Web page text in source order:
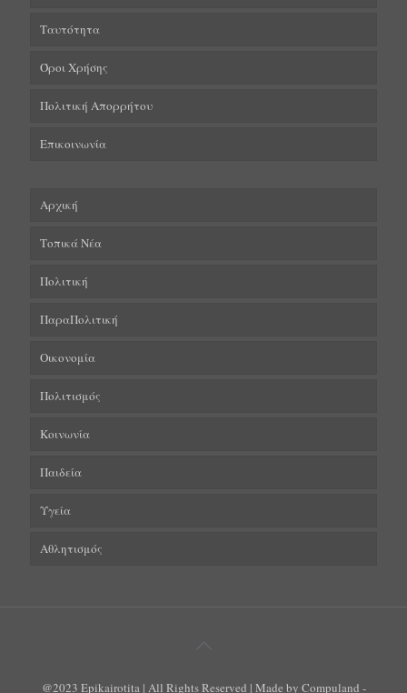
Ταυτότητα
Όροι Χρήσης
Πολιτική Απορρήτου
Επικοινωνία
Αρχική
Τοπικά Νέα
Πολιτική
ΠαραΠολιτική
Οικονομία
Πολιτισμός
Κοινωνία
Παιδεία
Υγεία
Αθλητισμός
@2023 Epikairotita | All Rights Reserved | Made by Compuland -